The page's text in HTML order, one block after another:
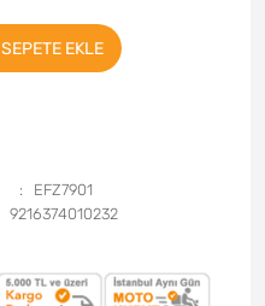
SEPETE EKLE
EFZ7901
9216374010232